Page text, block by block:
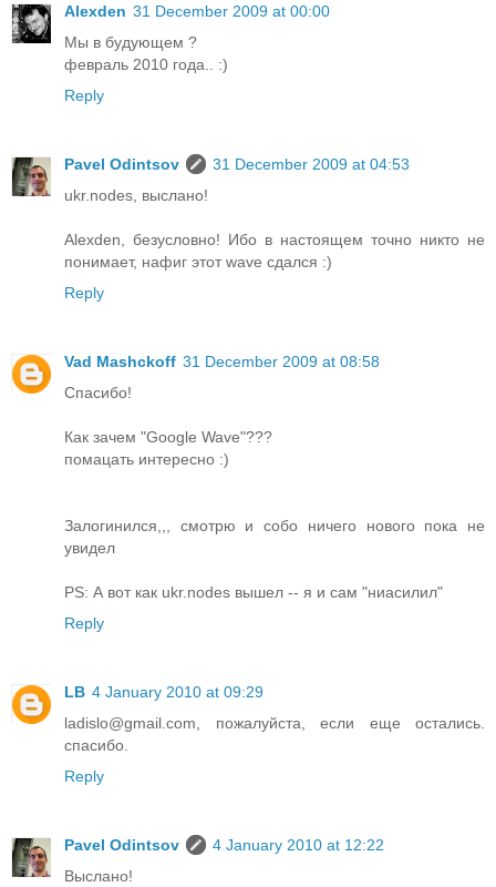
Alexden 31 December 2009 at 00:00
Мы в будующем ?
февраль 2010 года.. :)
Reply
Pavel Odintsov
31 December 2009 at 04:53
ukr.nodes, выслано!
Alexden, безусловно! Ибо в настоящем точно никто не
понимает, нафиг этот wave сдался :)
Reply
Vad Mashckoff 31 December 2009 at 08:58
Спасибо!
Как зачем "Google Wave"???
помацать интересно :)
Залогинился,,, смотрю и собо ничего нового пока не
увидел
PS: А вот как ukr.nodes вышел -- я и сам "ниасилил"
Reply
LB 4 January 2010 at 09:29
ladislo@gmail.com, пожалуйста, если еще остались.
спасибо.
Reply
Pavel Odintsov
4 January 2010 at 12:22
Выслано!